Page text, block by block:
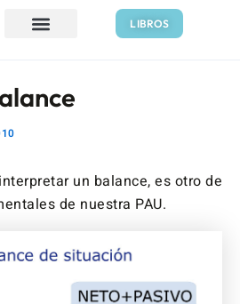
LIBROS
un balance, es otro de
de nuestra PAU.